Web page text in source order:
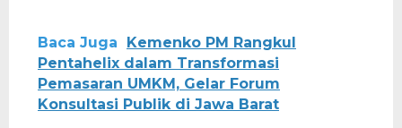
Baca Juga
Kemenko PM Rangkul
Pentahelix dalam Transformasi
Pemasaran UMKM, Gelar Forum
Konsultasi Publik di Jawa Barat